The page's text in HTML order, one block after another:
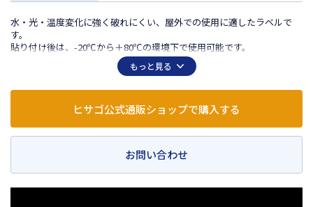
水・光・温度変化に強く破れにくい、屋外での使用に適したラベルで
す。
貼り付け後は、-20℃から＋80℃の環境下で使用可能です。
丈夫で破れにくいホワイトPETフィルム素材です。 ※PETボトル再生材
もっと見る
ヒサゴ公式通販ショップで購入する
お問い合わせ